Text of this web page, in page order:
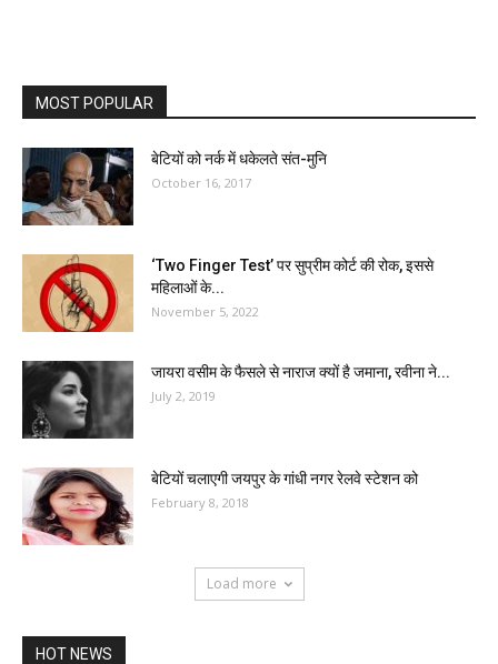
MOST POPULAR
बेटियों को नर्क में धकेलते संत-मुनि
October 16, 2017
‘Two Finger Test’ पर सुप्रीम कोर्ट की रोक, इससे
महिलाओं के...
November 5, 2022
जायरा वसीम के फैसले से नाराज क्यों है जमाना, रवीना ने...
July 2, 2019
बेटियों चलाएगी जयपुर के गांधी नगर रेलवे स्टेशन को
February 8, 2018
Load more
HOT NEWS